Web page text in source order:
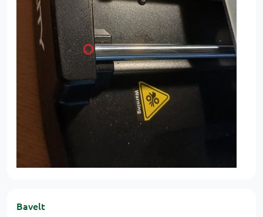
Bavelt